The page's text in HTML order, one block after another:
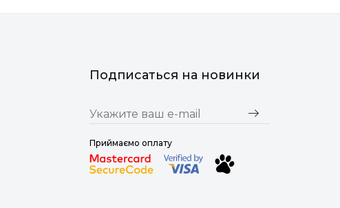
Подписаться на новинки
Приймаємо оплату